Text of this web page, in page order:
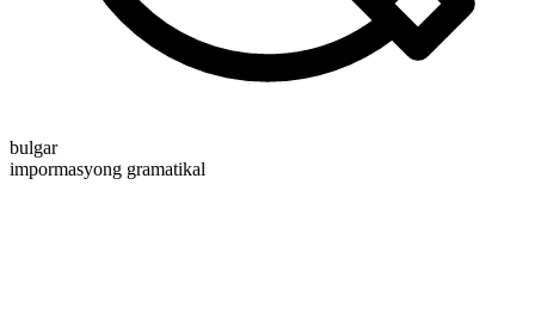
bulgar
impormasyong gramatikal